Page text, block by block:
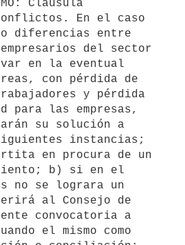
En el caso
diferencias entre
del sector
en la eventual
con pérdida de
y pérdida
para las empresas,
su solución a
instancias;
en procura de un
b) si en el
no se lograra un
al Consejo de
convocatoria a
el mismo como